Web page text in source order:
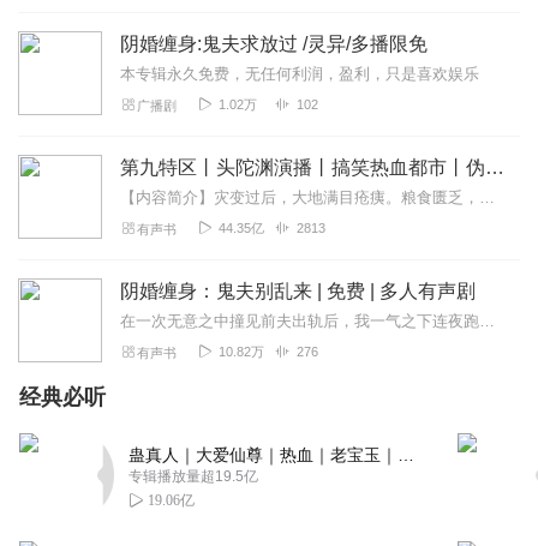
开始只是觉得女主有点傻，再后来听感觉有点贬低农村人，
再后面就是讲的什么乱七八糟的
2024-01-10
听友101529827
女主真傻逼又圣母🤮
2023-12-31
小西456
我就喜欢听人鬼言情的
2024-04-16
夜如此美_明知有人醉
我靠三个小时……这女的牛逼
回复 2024-01-04
阴婚缠身:鬼夫求放过 /灵异/多播限免
本专辑永久免费，无任何利润，盈利，只是喜欢娱乐
广播剧 1.02万 102
第九特区丨头陀渊演播丨搞笑热血都市丨伪戒丨VIP免费多人有声剧
【内容简介】灾变过后，大地满目疮痍。粮食匮乏，资源紧俏，局势混乱……一位从待规划区杀出来的青年，背对着漫天黄沙，孤身来到九区谋生，却不曾想偶然结识三五好友，一念...
有声书 44.35亿 2813
阴婚缠身：鬼夫别乱来 | 免费 | 多人有声剧
在一次无意之中撞见前夫出轨后，我一气之下连夜跑回老家。路上却是怪事连连，而我更是被一只千年老鬼给缠上了！为了活命，我和他冥婚，然而我当他是恩人！！他却一心只想睡...
有声书 10.82万 276
经典必听
专辑播放量超19.5亿
19.06亿